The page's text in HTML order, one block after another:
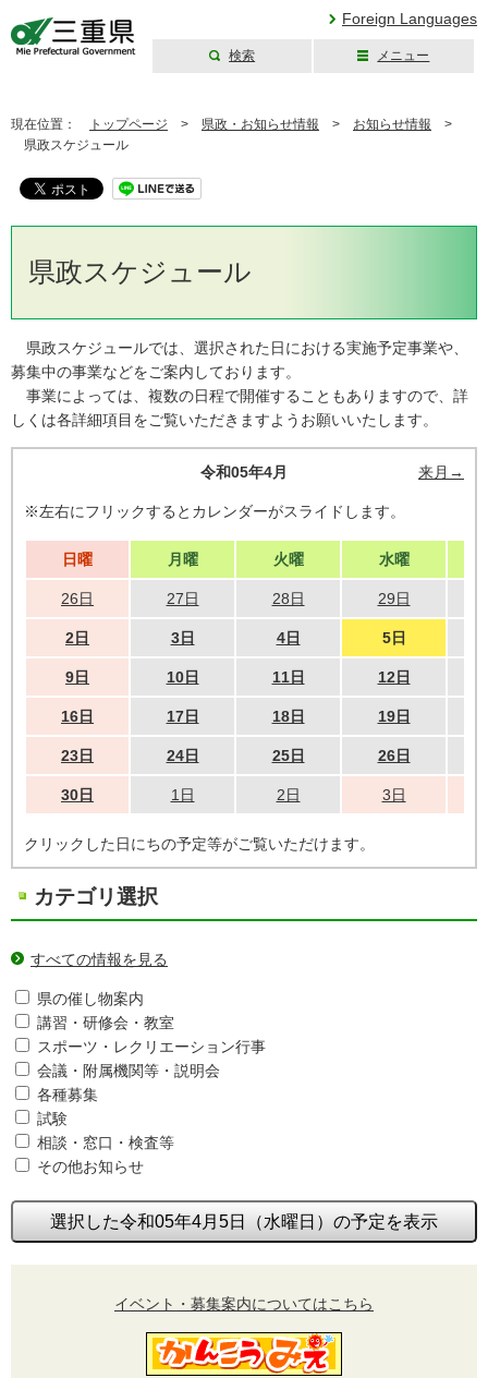
Foreign Languages
検索 メニュー
現在位置： トップページ > 県政・お知らせ情報 > お知らせ情報 >
県政スケジュール
県政スケジュール
県政スケジュールでは、選択された日における実施予定事業や、
募集中の事業などをご案内しております。
事業によっては、複数の日程で開催することもありますので、詳
しくは各詳細項目をご覧いただきますようお願いいたします。
令和05年4月 来月→
※左右にフリックするとカレンダーがスライドします。
日曜 月曜 火曜 水曜
26日 27日 28日 29日
2日 3日 4日 5日
9日 10日 11日 12日
16日 17日 18日 19日
23日 24日 25日 26日
30日 1日 2日 3日
クリックした日にちの予定等がご覧いただけます。
カテゴリ選択
すべての情報を見る
県の催し物案内
講習・研修会・教室
スポーツ・レクリエーション行事
会議・附属機関等・説明会
各種募集
試験
相談・窓口・検査等
その他お知らせ
選択した令和05年4月5日（水曜日）の予定を表示
イベント・募集案内についてはこちら